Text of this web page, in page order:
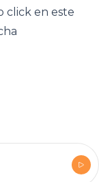
click en este